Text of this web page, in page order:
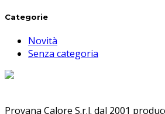
Categorie
Novità
Senza categoria
Provana Calore S.r.l. dal 2001